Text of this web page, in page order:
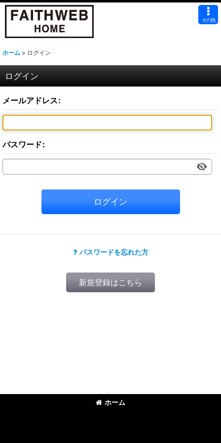
その他
ホーム > ログイン
ログイン
メールアドレス:
パスワード:
ログイン
パスワードを忘れた方
新規登録はこちら
ホーム